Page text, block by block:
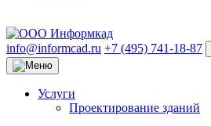
info@informcad.ru +7 (495) 741-18-87
Услуги
Проектирование зданий